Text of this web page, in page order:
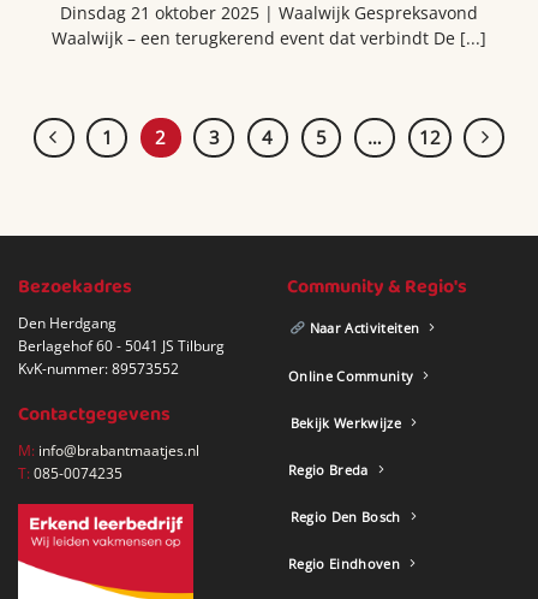
Dinsdag 21 oktober 2025 | Waalwijk Gespreksavond
Waalwijk – een terugkerend event dat verbindt De [...]
1 2 3 4 5 … 12
Bezoekadres
Den Herdgang
Berlagehof 60 - 5041 JS Tilburg
KvK-nummer: 89573552
Contactgegevens
M: info@brabantmaatjes.nl
T:085-0074235
Community & Regio's
Naar Activiteiten
Online Community
Bekijk Werkwijze
Regio Breda
Regio Den Bosch
Regio Eindhoven